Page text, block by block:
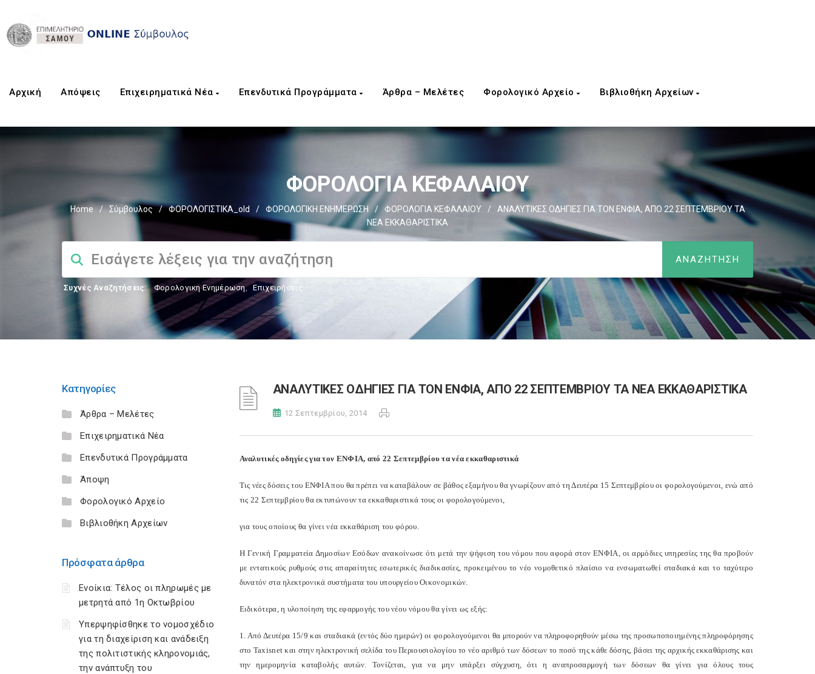
Αρχική Aπόψεις Επιχειρηματικά Νέα Επενδυτικά Προγράμματα Άρθρα – Μελέτες Φορολογικό Αρχείο Βιβλιοθήκη Αρχείων
ΦΟΡΟΛΟΓΙΑ ΚΕΦΑΛΑΙΟΥ
Home / Σύμβουλος / ΦΟΡΟΛΟΓΙΣΤΙΚΑ_old / ΦΟΡΟΛΟΓΙΚΗ ΕΝΗΜΕΡΩΣΗ / ΦΟΡΟΛΟΓΙΑ ΚΕΦΑΛΑΙΟΥ /
ΑΝΑΛΥΤΙΚΕΣ ΟΔΗΓΙΕΣ ΓΙΑ ΤΟΝ ΕΝΦΙΑ, ΑΠΟ 22 ΣΕΠΤΕΜΒΡΙΟΥ ΤΑ
ΝΕΑ ΕΚΚΑΘΑΡΙΣΤΙΚΑ
Συχνές Αναζητήσεις: Φορολογικη Ενημέρωση, Επιχειρήσεις
Κατηγορίες
Άρθρα – Μελέτες
Επιχειρηματικά Νέα
Επενδυτικά Προγράμματα
Άποψη
Φορολογικό Αρχείο
Βιβλιοθήκη Αρχείων
Πρόσφατα άρθρα
Ενοίκια: Τέλος οι πληρωμές με
μετρητά από 1η Οκτωβρίου
Υπερψηφίσθηκε το νομοσχέδιο
για τη διαχείριση και ανάδειξη
της πολιτιστικής κληρονομιάς,
την ανάπτυξη του
ΑΝΑΛΥΤΙΚΕΣ ΟΔΗΓΙΕΣ ΓΙΑ ΤΟΝ ΕΝΦΙΑ, ΑΠΟ 22 ΣΕΠΤΕΜΒΡΙΟΥ ΤΑ ΝΕΑ ΕΚΚΑΘΑΡΙΣΤΙΚΑ
12 Σεπτεμβρίου, 2014
Αναλυτικές οδηγίες για τον ΕΝΦΙΑ, από 22 Σεπτεμβρίου τα νέα εκκαθαριστικά
Τις νέες δόσεις του ΕΝΦΙΑ που θα πρέπει να καταβάλουν σε βάθος εξαμήνου θα γνωρίζουν από τη Δευτέρα 15 Σεπτεμβρίου οι φορολογούμενοι, ενώ από
τις 22 Σεπτεμβρίου θα εκτυπώνουν τα εκκαθαριστικά τους οι φορολογούμενοι,
για τους οποίους θα γίνει νέα εκκαθάριση του φόρου.
Η Γενική Γραμματεία Δημοσίων Εσόδων ανακοίνωσε ότι μετά την ψήφιση του νόμου που αφορά στον ΕΝΦΙΑ, οι αρμόδιες υπηρεσίες της θα προβούν
με εντατικούς ρυθμούς στις απαραίτητες εσωτερικές διαδικασίες, προκειμένου το νέο νομοθετικό πλαίσιο να ενσωματωθεί σταδιακά και το ταχύτερο
δυνατόν στα ηλεκτρονικά συστήματα του υπουργείου Οικονομικών.
Ειδικότερα, η υλοποίηση της εφαρμογής του νέου νόμου θα γίνει ως εξής:
1. Από Δευτέρα 15/9 και σταδιακά (εντός δύο ημερών) οι φορολογούμενοι θα μπορούν να πληροφορηθούν μέσω της προσωποποιημένης πληροφόρησης
στο Taxisnet και στην ηλεκτρονική σελίδα του Περιουσιολογίου το νέο αριθμό των δόσεων το ποσό της κάθε δόσης, βάσει της αρχικής εκκαθάρισης και
την ημερομηνία καταβολής αυτών. Τονίζεται, για να μην υπάρξει σύγχυση, ότι η αναπροσαρμογή των δόσεων θα γίνει για όλους τους